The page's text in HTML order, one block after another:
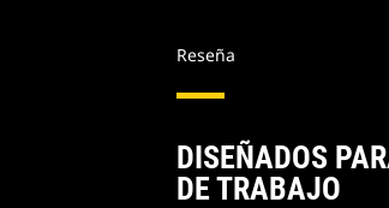
Reseña
DISEÑADOS
DE TRABAJO